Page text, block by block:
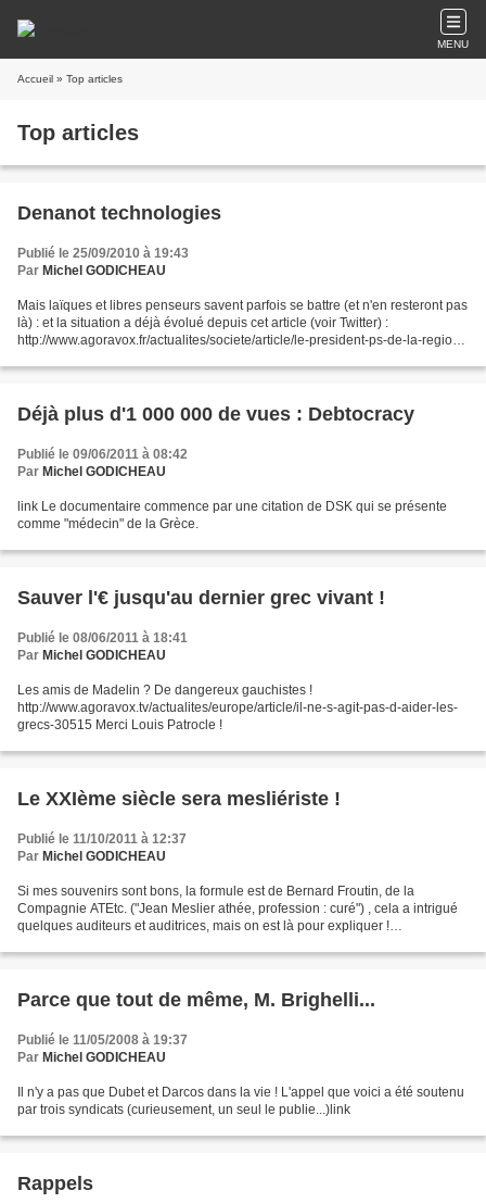
MENU
Accueil » Top articles
Top articles
Denanot technologies
Publié le 25/09/2010 à 19:43
Par Michel GODICHEAU
Mais laïques et libres penseurs savent parfois se battre (et n'en resteront pas
là) : et la situation a déjà évolué depuis cet article (voir Twitter) :
http://www.agoravox.fr/actualites/societe/article/le-president-ps-de-la-region-
Déjà plus d'1 000 000 de vues : Debtocracy
Publié le 09/06/2011 à 08:42
Par Michel GODICHEAU
link Le documentaire commence par une citation de DSK qui se présente
comme "médecin" de la Grèce.
Sauver l'€ jusqu'au dernier grec vivant !
Publié le 08/06/2011 à 18:41
Par Michel GODICHEAU
Les amis de Madelin ? De dangereux gauchistes !
http://www.agoravox.tv/actualites/europe/article/il-ne-s-agit-pas-d-aider-les-
grecs-30515 Merci Louis Patrocle !
Le XXIème siècle sera mesliériste !
Publié le 11/10/2011 à 12:37
Par Michel GODICHEAU
Si mes souvenirs sont bons, la formule est de Bernard Froutin, de la
Compagnie ATEtc. ("Jean Meslier athée, profession : curé") , cela a intrigué
quelques auditeurs et auditrices, mais on est là pour expliquer !
Parce que tout de même, M. Brighelli...
Publié le 11/05/2008 à 19:37
Par Michel GODICHEAU
Il n'y a pas que Dubet et Darcos dans la vie ! L'appel que voici a été soutenu
par trois syndicats (curieusement, un seul le publie...)link
Rappels